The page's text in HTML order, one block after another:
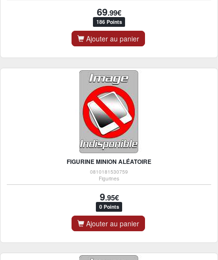
69.99€
186 Points
Ajouter au panier
FIGURINE MINION ALÉATOIRE
0810181530759
Figurines
9.95€
0 Points
Ajouter au panier